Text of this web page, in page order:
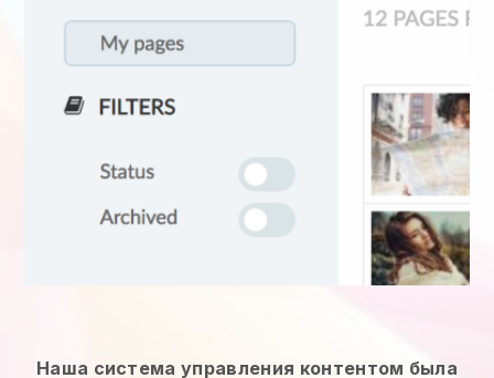
Наша система управления контентом была